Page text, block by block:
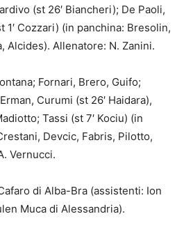
(st 26′ Biancheri); De Paoli,
1′ Cozzari) (in panchina: Bresolin,
Alcides). Allenatore: N. Zanini.
Fornari, Brero, Guifo;
Curumi (st 26′ Haidara),
Tassi (st 7′ Kociu) (in
Devcic, Fabris, Pilotto,
Vernucci.
di Alba-Bra (assistenti: Ion
Muca di Alessandria).